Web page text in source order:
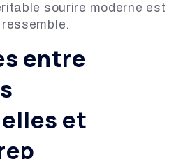
sourire moderne est
entre
et